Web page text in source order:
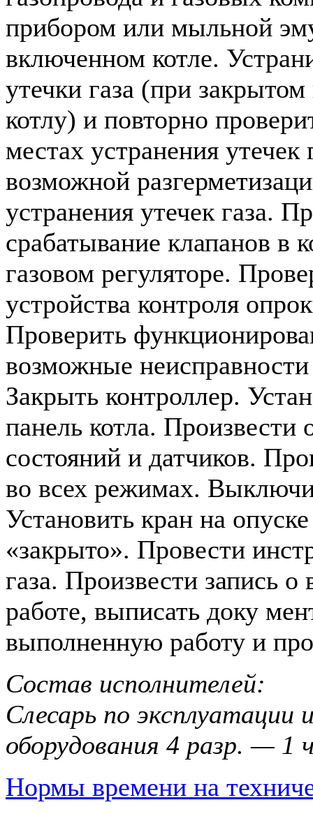
прибором или мыльной
включенном котле.
утечки газа (при
котлу) и повторно
местах устранения утечек
возможной
устранения утечек газа.
срабатывание клапанов в
газовом регуляторе.
устройства контроля
Проверить
возможные
Закрыть контроллер.
панель котла. Произвести
состояний и датчиков.
во всех режимах.
Установить кран на
«закрыто». Провести
газа. Произвести запись
работе, выписать доку
выполненную работу и
Состав исполнителей:
Слесарь по эксплуатации
оборудования 4 разр. — 1
Нормы времени на